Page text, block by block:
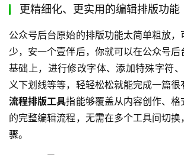
更精细化、更实用的编辑排版功能
公众号后台原始的排版功能太简单粗放
少，安一个壹伴后，你就可以在公众号
基础上，进行修改字体、添加特殊字符
义下划线等等，轻轻松松就能完成一篇很
流程排版工具指能够覆盖从内容创作、格
的完整编辑流程，无需在多个工具间切
骤。